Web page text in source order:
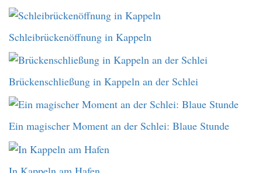
Schleibrückenöffnung in Kappeln
Brückenschließung in Kappeln an der Schlei
Ein magischer Moment an der Schlei: Blaue Stunde